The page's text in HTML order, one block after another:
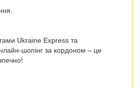
Ukraine Express та
шопінг за кордоном – це